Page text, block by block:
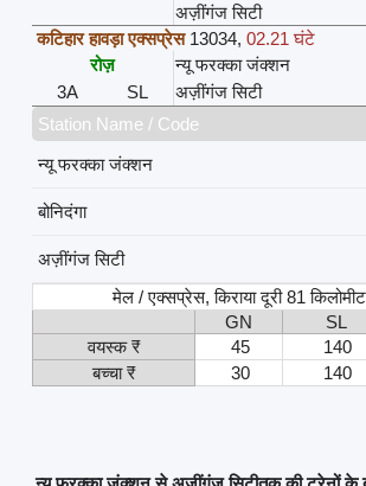
अज़ींगंज सिटी
कटिहार हावड़ा एक्सप्रेस 13034,02.21 घंटे
रोज़
न्यू फरक्का जंक्शन
3A
SL अज़ींगंज सिटी
Station Name / Code
न्यू फरक्का जंक्शन
बोनिदंगा
अज़ींगंज सिटी
मेल / एक्सप्रेस, किराया दूरी 81
GN
SL
वयस्क ₹
45 140
बच्चा ₹
30 140